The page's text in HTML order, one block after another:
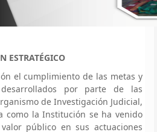
ESTRATÉGICO
el cumplimiento de las metas y
por parte de las
de Investigación Judicial,
como la Institución se ha venido
público en sus actuaciones